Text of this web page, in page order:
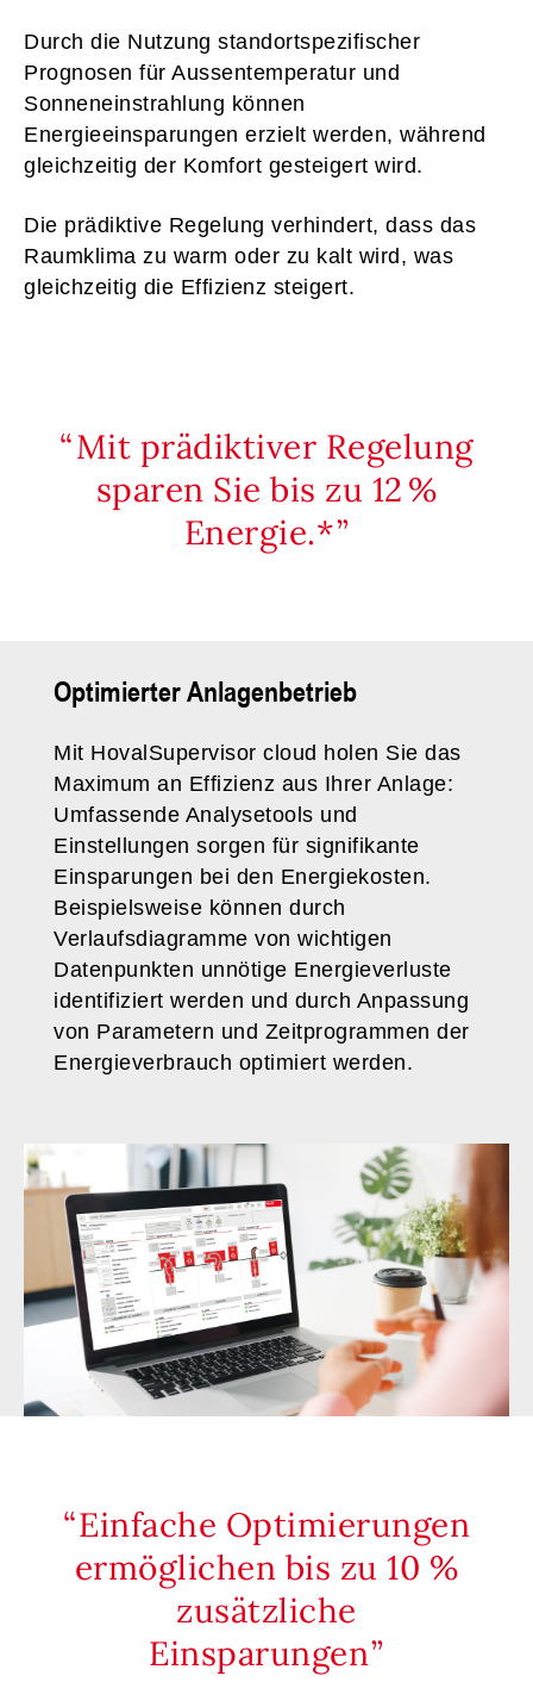
Durch die Nutzung standortspezifischer
Prognosen für Aussentemperatur und
Sonneneinstrahlung können
Energieeinsparungen erzielt werden, während
gleichzeitig der Komfort gesteigert wird.
Die prädiktive Regelung verhindert, dass das
Raumklima zu warm oder zu kalt wird, was
gleichzeitig die Effizienz steigert.
Mit prädiktiver Regelung
sparen Sie bis zu 12 %
Energie.*
Optimierter Anlagenbetrieb
Mit HovalSupervisor cloud holen Sie das
Maximum an Effizienz aus Ihrer Anlage:
Umfassende Analysetools und
Einstellungen sorgen für signifikante
Einsparungen bei den Energiekosten.
Beispielsweise können durch
Verlaufsdiagramme von wichtigen
Datenpunkten unnötige Energieverluste
identifiziert werden und durch Anpassung
von Parametern und Zeitprogrammen der
Energieverbrauch optimiert werden.
Einfache Optimierungen
ermöglichen bis zu 10 %
zusätzliche
Einsparungen